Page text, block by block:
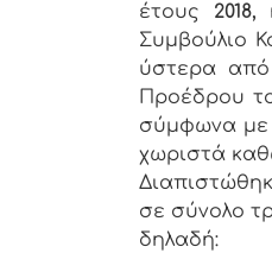
έτους 2018,
Συμβούλιο
ύστερα από
Προέδρου
σύμφωνα με
χωριστά
σε σύνολο
δηλαδή: